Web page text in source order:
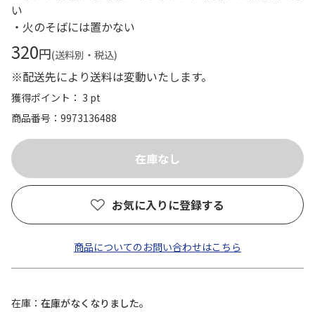
い
・火のそばには置かない
320円(送料別・税込)
※配送先により送料は変動いたします。
獲得ポイント： 3 pt
商品番号
9973136488
お気に入りに登録する
商品についてのお問い合わせはこちら
在庫 在庫がなくなりました。